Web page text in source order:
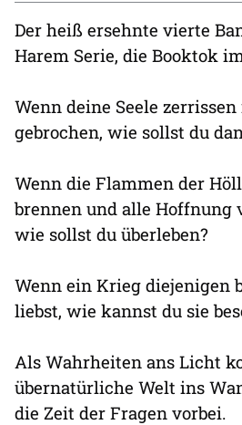
Der heiß ersehnte vierte
Harem Serie, die Booktok
Wenn deine Seele
gebrochen, wie sollst du
Wenn die Flammen der
brennen und alle Hoffnung
wie sollst du überleben?
Wenn ein Krieg diejenigen
liebst, wie kannst du sie
Als Wahrheiten ans Licht
übernatürliche Welt ins
die Zeit der Fragen vorbei.